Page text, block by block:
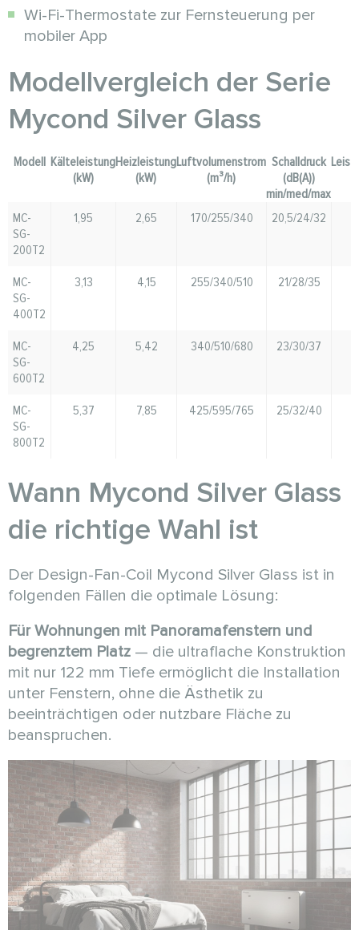
Wi-Fi-Thermostate zur Fernsteuerung per
mobiler App
Modellvergleich der Serie
Mycond Silver Glass
Modell Kälteleistung
(kW)
Heizleistung
(kW)
Luftvolumenstrom
(m³/h)
Schalldruck
(dB(A))
min/med/max
MC-
SG-
200T2
1,95 2,65 170/255/340 20,5/24/32
MC-
SG-
400T2
3,13 4,15 255/340/510 21/28/35
MC-
SG-
600T2
4,25 5,42 340/510/680 23/30/37
MC-
SG-
800T2
5,37 7,85 425/595/765 25/32/40
Wann Mycond Silver Glass
die richtige Wahl ist
Der Design-Fan-Coil Mycond Silver Glass ist in
folgenden Fällen die optimale Lösung:
Für Wohnungen mit Panoramafenstern und
begrenztem Platz — die ultraflache Konstruktion
mit nur 122 mm Tiefe ermöglicht die Installation
unter Fenstern, ohne die Ästhetik zu
beeinträchtigen oder nutzbare Fläche zu
beanspruchen.